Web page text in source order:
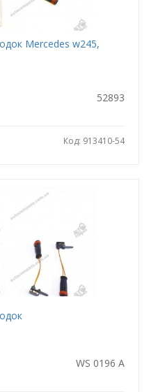
Mercedes w245,
52893
Код: 913410-54
WS 0196 A